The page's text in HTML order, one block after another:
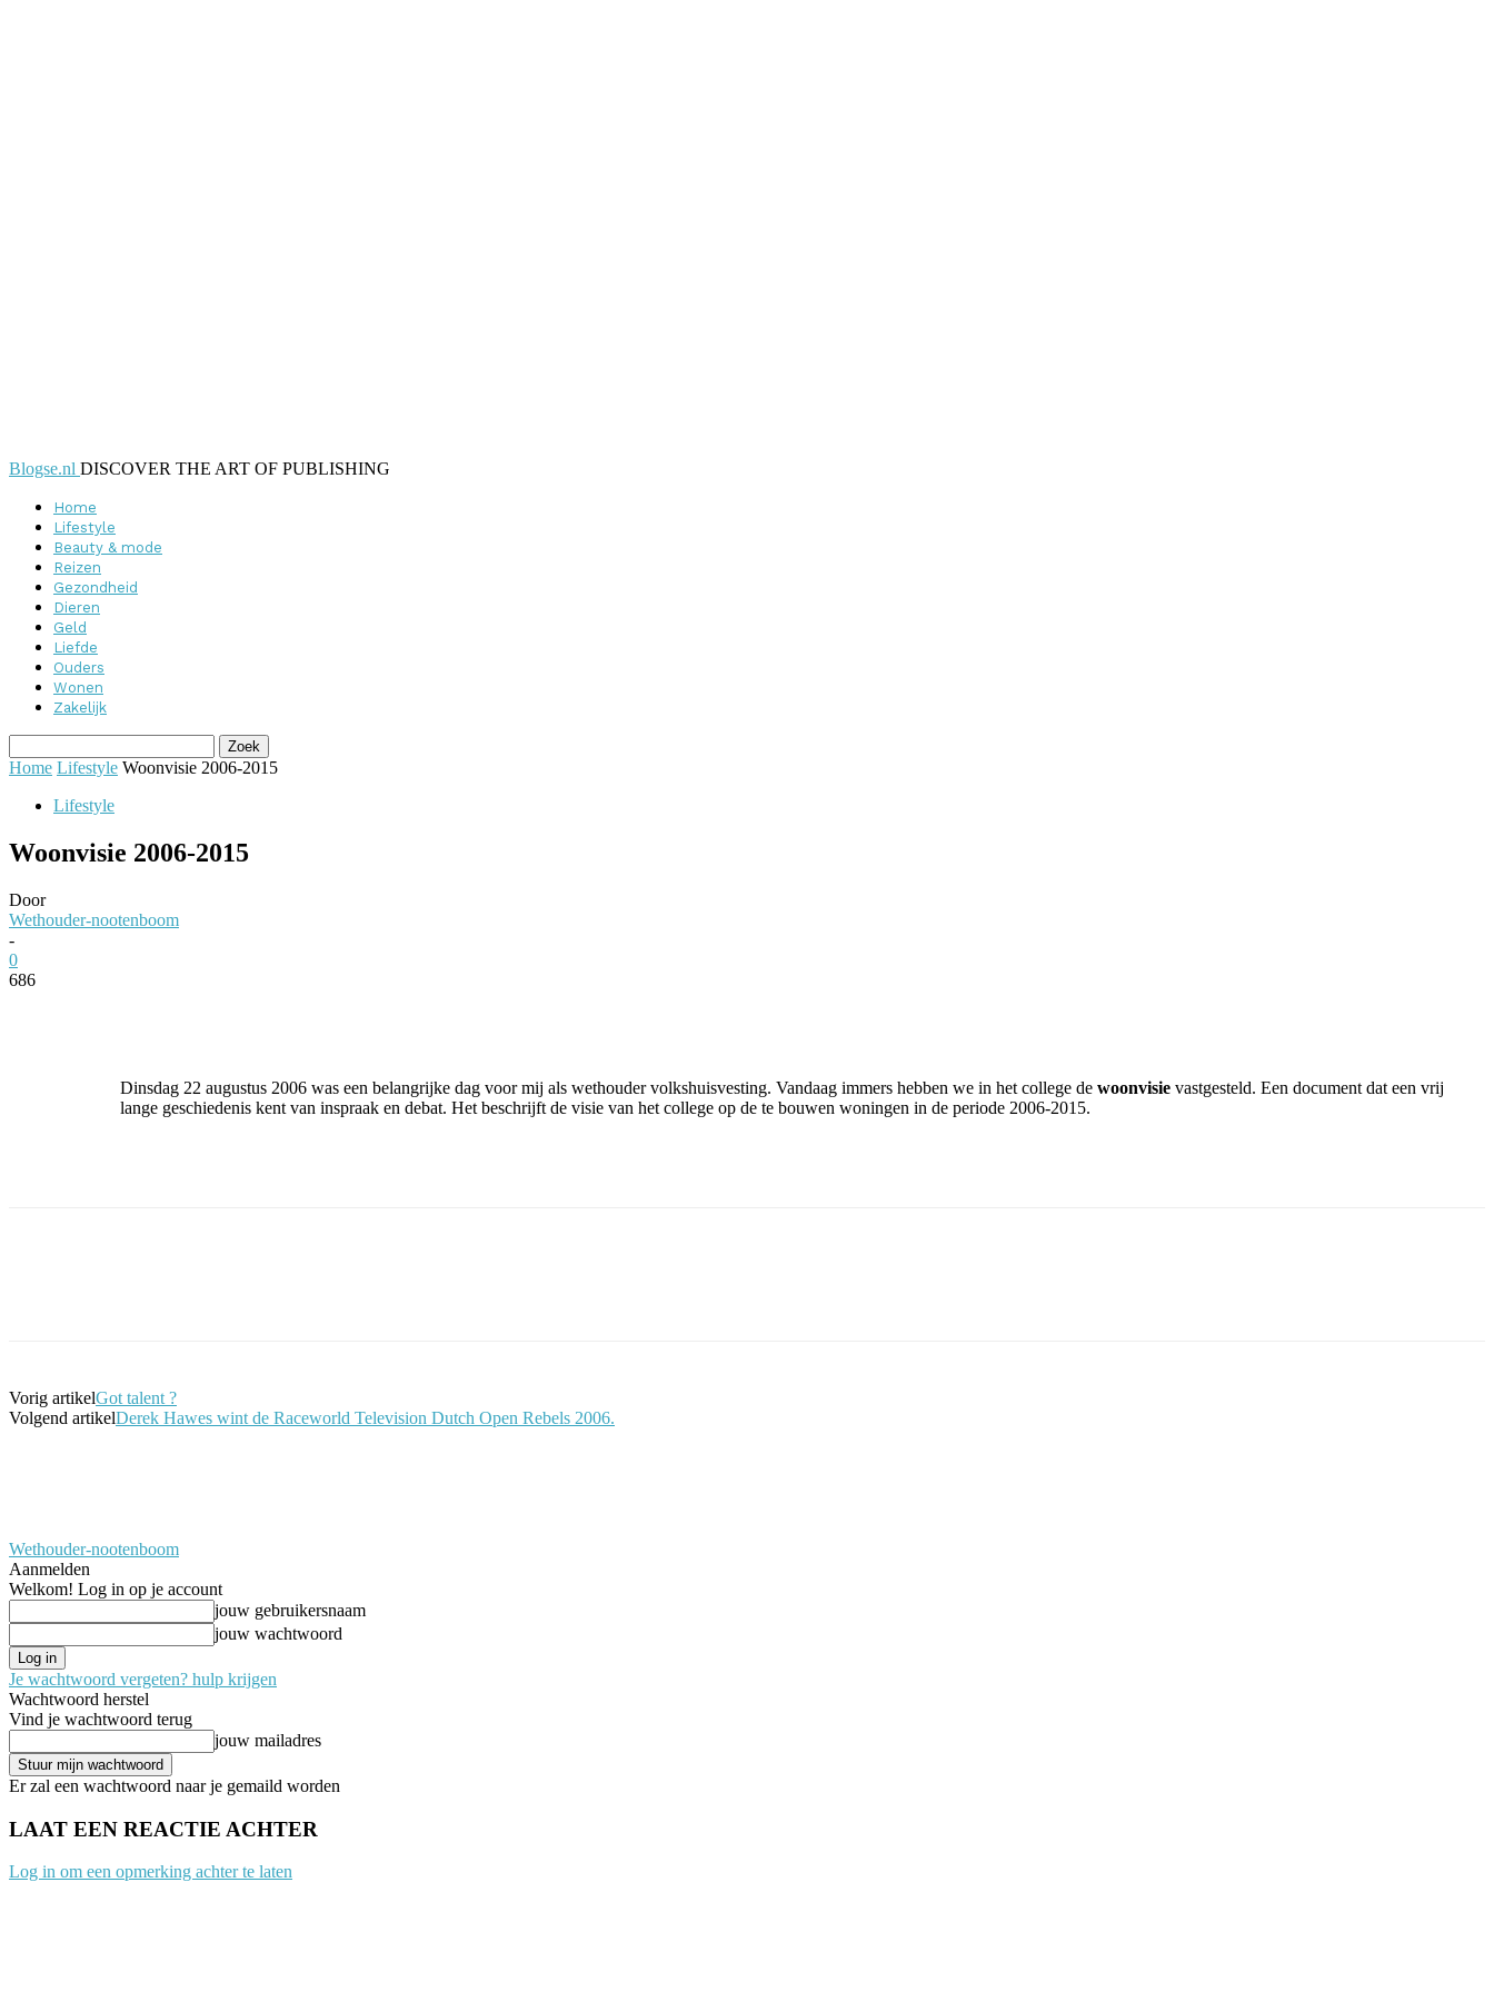
Blogse.nl DISCOVER THE ART OF PUBLISHING
Home
Lifestyle
Beauty & mode
Reizen
Gezondheid
Dieren
Geld
Liefde
Ouders
Wonen
Zakelijk
Home Lifestyle Woonvisie 2006-2015
Lifestyle
Woonvisie 2006-2015
Door
Wethouder-nootenboom
-
0
686
Dinsdag 22 augustus 2006 was een belangrijke dag voor mij als wethouder volkshuisvesting. Vandaag immers hebben we in het college de woonvisie vastgesteld. Een document dat een vrij
lange geschiedenis kent van inspraak en debat. Het beschrijft de visie van het college op de te bouwen woningen in de periode 2006-2015.
Vorig artikelGot talent ?
Volgend artikelDerek Hawes wint de Raceworld Television Dutch Open Rebels 2006.
Wethouder-nootenboom
Aanmelden
Welkom! Log in op je account
jouw gebruikersnaam
jouw wachtwoord
Je wachtwoord vergeten? hulp krijgen
Wachtwoord herstel
Vind je wachtwoord terug
jouw mailadres
Er zal een wachtwoord naar je gemaild worden
LAAT EEN REACTIE ACHTER
Log in om een opmerking achter te laten